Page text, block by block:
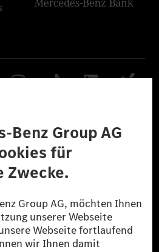
Dritter Barrierefreiheit
Alle Rechte vorbehalten.
dass nicht vermiedene oder nicht
der Mercedes-Benz Group durch
kompensiert werden.